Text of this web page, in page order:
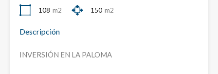
108 m2 150 m2
Descripción
INVERSIÓN EN LA PALOMA